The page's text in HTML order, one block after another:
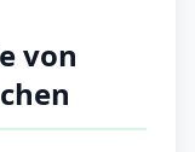
von